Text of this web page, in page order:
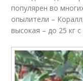
популярен во
опылители –
высокая – до 25 кг с